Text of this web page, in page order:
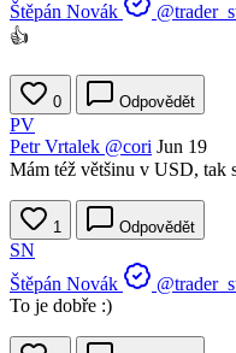
Štěpán Novák
👍
0 Odpovědět
PV
Petr Vrtalek @cori Jun 19
Mám též většinu v USD, tak
1 Odpovědět
SN
Štěpán Novák
To je dobře :)